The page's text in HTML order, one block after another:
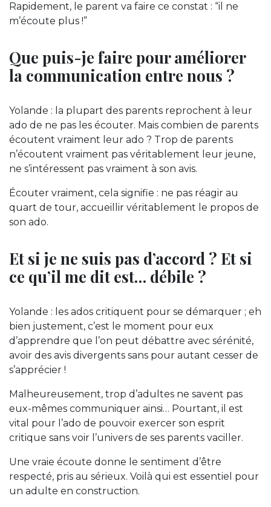
Rapidement, le parent va faire ce constat : “il ne
m’écoute plus !”
Que puis-je faire pour améliorer
la communication entre nous ?
Yolande : la plupart des parents reprochent à leur
ado de ne pas les écouter. Mais combien de parents
écoutent vraiment leur ado ? Trop de parents
n’écoutent vraiment pas véritablement leur jeune,
ne s’intéressent pas vraiment à son avis.
Écouter vraiment, cela signifie : ne pas réagir au
quart de tour, accueillir véritablement le propos de
son ado.
Et si je ne suis pas d’accord ? Et si
ce qu’il me dit est… débile ?
Yolande : les ados critiquent pour se démarquer ; eh
bien justement, c’est le moment pour eux
d’apprendre que l’on peut débattre avec sérénité,
avoir des avis divergents sans pour autant cesser de
s’apprécier !
Malheureusement, trop d’adultes ne savent pas
eux-mêmes communiquer ainsi… Pourtant, il est
vital pour l’ado de pouvoir exercer son esprit
critique sans voir l’univers de ses parents vaciller.
Une vraie écoute donne le sentiment d’être
respecté, pris au sérieux. Voilà qui est essentiel pour
un adulte en construction.